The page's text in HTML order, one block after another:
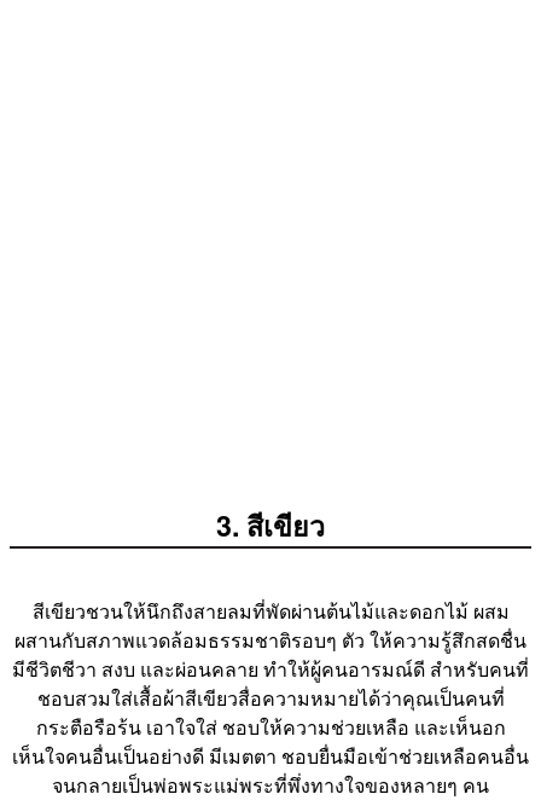
3. สีเขียว
สีเขียวชวนให้นึกถึงสายลมที่พัดผ่านต้นไม้และดอกไม้ ผสม
ผสานกับสภาพแวดล้อมธรรมชาติรอบๆ ตัว ให้ความรู้สึกสดชื่น
มีชีวิตชีวา สงบ และผ่อนคลาย ทำให้ผู้คนอารมณ์ดี สำหรับคนที่
ชอบสวมใส่เสื้อผ้าสีเขียวสื่อความหมายได้ว่าคุณเป็นคนที่
กระตือรือร้น เอาใจใส่ ชอบให้ความช่วยเหลือ และเห็นอก
เห็นใจคนอื่นเป็นอย่างดี มีเมตตา ชอบยื่นมือเข้าช่วยเหลือคนอื่น
จนกลายเป็นพ่อพระแม่พระที่พึ่งทางใจของหลายๆ คน